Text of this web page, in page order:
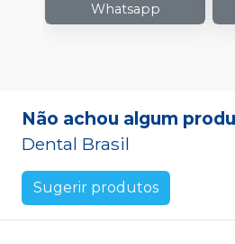
Whatsapp
Não achou algum
Dental Brasil
Sugerir produtos